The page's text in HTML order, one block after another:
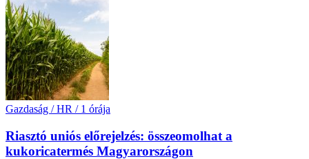
Gazdaság / HR / 1 órája
Riasztó uniós előrejelzés: összeomolhat a
kukoricatermés Magyarországon